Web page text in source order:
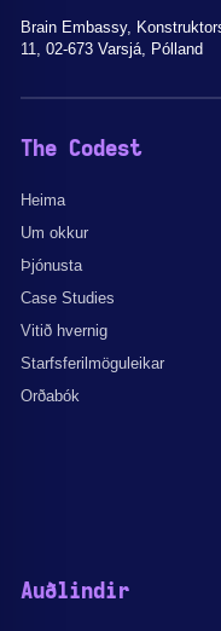
Brain Embassy,
11, 02-673 Varsjá, Pólland
The Codest
Heima
Um okkur
Þjónusta
Case Studies
Vitið hvernig
Starfsferilmöguleikar
Orðabók
Auðlindir